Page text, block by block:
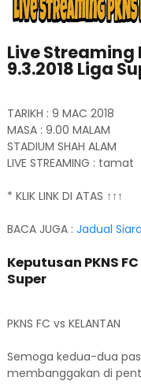
Live Streaming
9.3.2018 Liga
TARIKH : 9 MAC 2018
MASA : 9.00 MALAM
STADIUM SHAH ALAM
LIVE STREAMING : tamat
* KLIK LINK DI ATAS ↑↑↑
BACA JUGA : Jadual
Keputusan PKNS
Super
PKNS FC vs KELANTAN
Semoga kedua-dua
membanggakan di